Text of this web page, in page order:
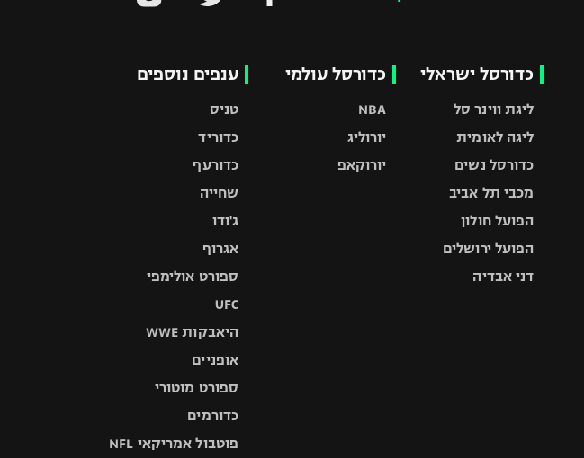
כדורסל ישראלי
ליגת ווינר סל
ליגה לאומית
כדורסל נשים
מכבי תל אביב
הפועל חולון
הפועל ירושלים
דני אבדיה
כדורסל עולמי
NBA
יורוליג
יורוקאפ
ענפים נוספים
טניס
כדוריד
כדורעף
שחייה
ג'ודו
אגרוף
ספורט אולימפי
UFC
היאבקות WWE
אופניים
ספורט מוטורי
כדורמים
פוטבול אמריקאי NFL